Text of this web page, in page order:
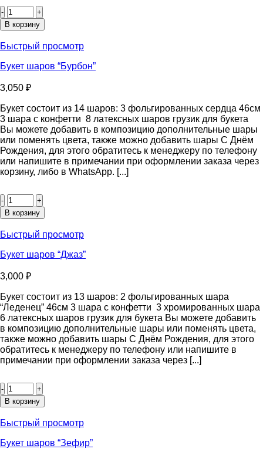
товара
Букет
шаров
“Бисквит”
В корзину
Быстрый просмотр
Букет шаров “Бурбон”
3,050 ₽
Букет состоит из 14 шаров: 3 фольгированных сердца 46см
3 шара с конфетти 8 латексных шаров грузик для букета
Вы можете добавить в композицию дополнительные шары
или поменять цвета, также можно добавить шары С Днём
Рождения, для этого обратитесь к менеджеру по телефону
или напишите в примечании при оформлении заказа через
корзину, либо в WhatsApp. [...]
товара
Букет
“Бурбон”
В корзину
Быстрый просмотр
Букет шаров “Джаз”
3,000 ₽
Букет состоит из 13 шаров: 2 фольгированных шара
“Леденец” 46см 3 шара с конфетти 3 хромированных шара
6 латексных шаров грузик для букета Вы можете добавить
в композицию дополнительные шары или поменять цвета,
также можно добавить шары С Днём Рождения, для этого
обратитесь к менеджеру по телефону или напишите в
примечании при оформлении заказа через [...]
товара
Букет
“Джаз”
В корзину
Быстрый просмотр
Букет шаров “Зефир”